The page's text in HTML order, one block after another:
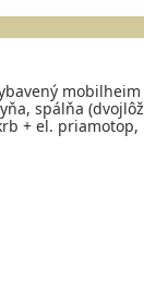
spálňa
+ el.